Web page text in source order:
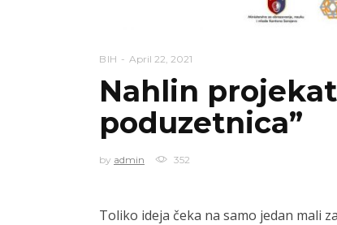
BIH April 22, 2021
Nahlin
poduzetnica”
by admin 352
Toliko ideja čeka na samo jedan mali